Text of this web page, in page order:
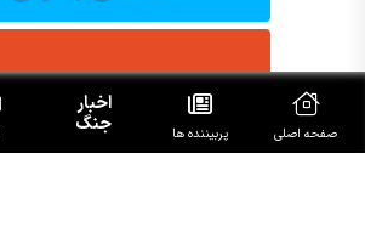
صفحه اصلی پربیننده ها
اخبار
جنگ